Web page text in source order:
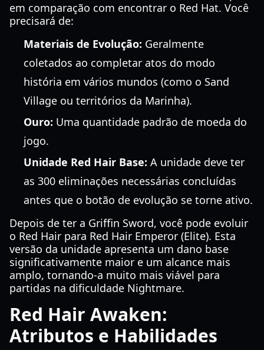
em comparação com encontrar o Red Hat. Você
precisará de:
Materiais de Evolução: Geralmente
coletados ao completar atos do modo
história em vários mundos (como o Sand
Village ou territórios da Marinha).
Ouro: Uma quantidade padrão de moeda do
jogo.
Unidade Red Hair Base: A unidade deve ter
as 300 eliminações necessárias concluídas
antes que o botão de evolução se torne ativo.
Depois de ter a Griffin Sword, você pode evoluir
o Red Hair para Red Hair Emperor (Elite). Esta
versão da unidade apresenta um dano base
significativamente maior e um alcance mais
amplo, tornando-a muito mais viável para
partidas na dificuldade Nightmare.
Red Hair Awaken:
Atributos e Habilidades